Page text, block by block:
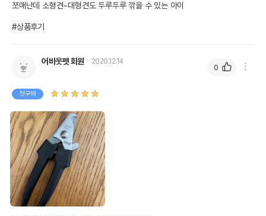
쪼매난데 소형견~대형견도 두루두루 깎을 수 있는 아이
#상품후기
어바웃펫 회원 2020.12.14
첫구매
0